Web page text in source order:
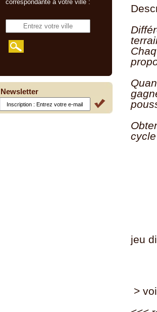
jeu
>
correspondante à votre ville :
Newsletter